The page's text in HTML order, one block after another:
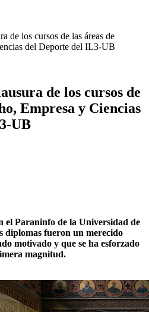
de los cursos de las áreas de
del Deporte del IL3-UB
de los cursos de
Empresa y Ciencias
UB
el Paraninfo de la Universidad de
diplomas fueron un merecido
motivado y que se ha esforzado
magnitud.